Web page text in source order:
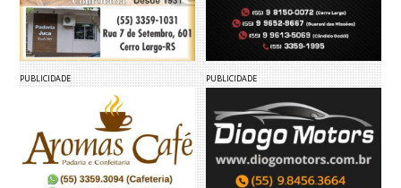
PUBLICIDADE PUBLICIDADE